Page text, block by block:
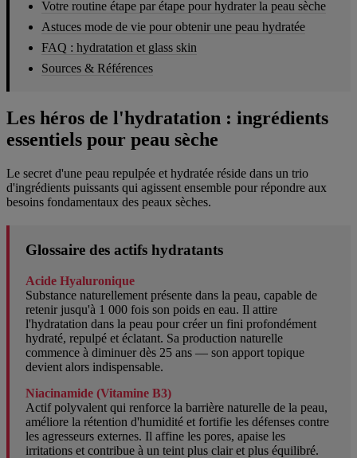
Votre routine étape par étape pour hydrater la peau sèche
Astuces mode de vie pour obtenir une peau hydratée
FAQ : hydratation et glass skin
Sources & Références
Les héros de l'hydratation : ingrédients
essentiels pour peau sèche
Le secret d'une peau repulpée et hydratée réside dans un trio
d'ingrédients puissants qui agissent ensemble pour répondre aux
besoins fondamentaux des peaux sèches.
Glossaire des actifs hydratants
Acide Hyaluronique
Substance naturellement présente dans la peau, capable de
retenir jusqu'à 1 000 fois son poids en eau. Il attire
l'hydratation dans la peau pour créer un fini profondément
hydraté, repulpé et éclatant. Sa production naturelle
commence à diminuer dès 25 ans — son apport topique
devient alors indispensable.
Niacinamide (Vitamine B3)
Actif polyvalent qui renforce la barrière naturelle de la peau,
améliore la rétention d'humidité et fortifie les défenses contre
les agresseurs externes. Il affine les pores, apaise les
irritations et contribue à un teint plus clair et plus équilibré.